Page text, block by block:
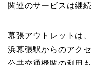
関連のサービスは継
幕張アウトレットは、
浜幕張駅からのアク